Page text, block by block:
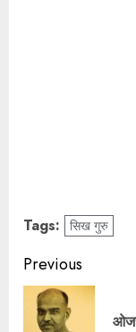
Tags: सिख गुरु
Previous